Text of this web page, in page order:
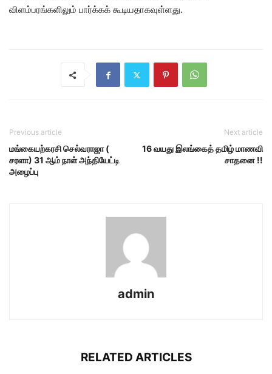
விளம்பரங்களிலும் பார்க்கக் கூடியதாகவுள்ளது.
Previous article
மங்கையற்கரசி செல்வராஜா (
சரளா) 31 ஆம் நாள் அந்தியேட்டி
அழைப்பு
Next article
16 வயது இலங்கைத் தமிழ் மாணவி
சாதனை !!
admin
RELATED ARTICLES